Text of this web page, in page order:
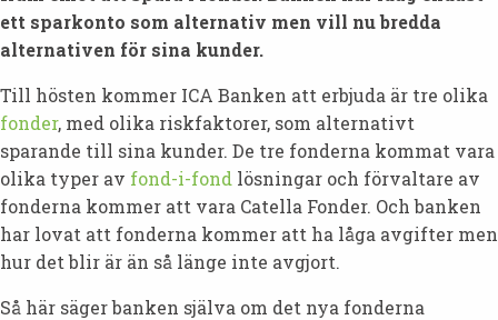
ett sparkonto som alternativ men vill nu bredda
alternativen för sina kunder.
Till hösten kommer ICA Banken att erbjuda är tre olika
fonder, med olika riskfaktorer, som alternativt
sparande till sina kunder. De tre fonderna kommat vara
olika typer av fond-i-fond lösningar och förvaltare av
fonderna kommer att vara Catella Fonder. Och banken
har lovat att fonderna kommer att ha låga avgifter men
hur det blir är än så länge inte avgjort.
Så här säger banken själva om det nya fonderna